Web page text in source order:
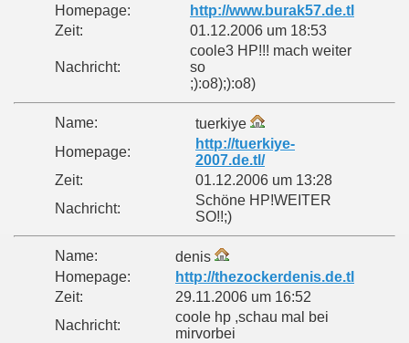
Homepage:
http://www.burak57.de.tl
Zeit:
01.12.2006 um 18:53
Nachricht:
coole3 HP!!! mach weiter
so
;):o8);):o8)
Name:
tuerkiye
Homepage:
http://tuerkiye-
2007.de.tl/
Zeit:
01.12.2006 um 13:28
Nachricht:
Schöne HP!WEITER
SO!!;)
Name:
denis
Homepage:
http://thezockerdenis.de.tl
Zeit:
29.11.2006 um 16:52
Nachricht:
coole hp ,schau mal bei
mirvorbei